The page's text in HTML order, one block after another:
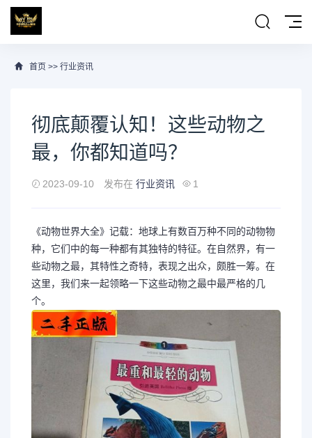
首页 >> 行业资讯
彻底颠覆认知！这些动物之
最，你都知道吗？
2023-09-10 发布在 行业资讯 1
《动物世界大全》记载：地球上有数百万种不同的动物物
种，它们中的每一种都有其独特的特征。在自然界，有一
些动物之最，其特性之奇特，表现之出众，颇胜一筹。在
这里，我们来一起领略一下这些动物之最中最严格的几
个。